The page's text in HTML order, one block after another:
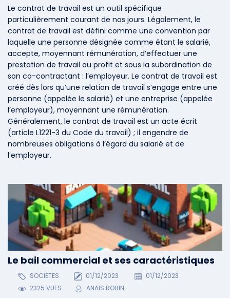
Le bail commercial et ses caractéristiques
SOCIETES 01/12/2023
01/12/2023
2325 VUES
ANAÏS ROBIN
Le contrat de travail est un outil spécifique
particulièrement courant de nos jours. Légalement, le
contrat de travail est défini comme une convention par
laquelle une personne désignée comme étant le salarié,
accepte, moyennant rémunération, d’effectuer une
prestation de travail au profit et sous la subordination de
son co-contractant : l’employeur. Le contrat de travail est
créé dès lors qu’une relation de travail s’engage entre une
personne (appelée le salarié) et une entreprise (appelée
l’employeur), moyennant une rémunération.
Généralement, le contrat de travail est un acte écrit
(article L1221-3 du Code du travail) ; il engendre de
nombreuses obligations à l’égard du salarié et de
l’employeur.